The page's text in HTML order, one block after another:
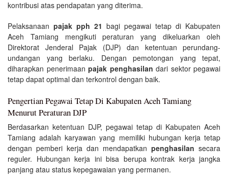
kontribusi atas pendapatan yang diterima.
Pelaksanaan pajak pph 21 bagi pegawai tetap di Kabupaten
Aceh Tamiang mengikuti peraturan yang dikeluarkan oleh
Direktorat Jenderal Pajak (DJP) dan ketentuan perundang-
undangan yang berlaku. Dengan pemotongan yang tepat,
diharapkan penerimaan pajak penghasilan dari sektor pegawai
tetap dapat optimal dan terkontrol dengan baik.
Pengertian Pegawai Tetap Di Kabupaten Aceh Tamiang
Menurut Peraturan DJP
Berdasarkan ketentuan DJP, pegawai tetap di Kabupaten Aceh
Tamiang adalah karyawan yang memiliki hubungan kerja tetap
dengan pemberi kerja dan mendapatkan penghasilan secara
reguler. Hubungan kerja ini bisa berupa kontrak kerja jangka
panjang atau status kepegawaian yang permanen.